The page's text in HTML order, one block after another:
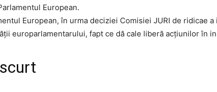
European.
European, în urma deciziei Comisiei JURI de ridicae
europarlamentarului, fapt ce dă cale liberă acțiunilor în